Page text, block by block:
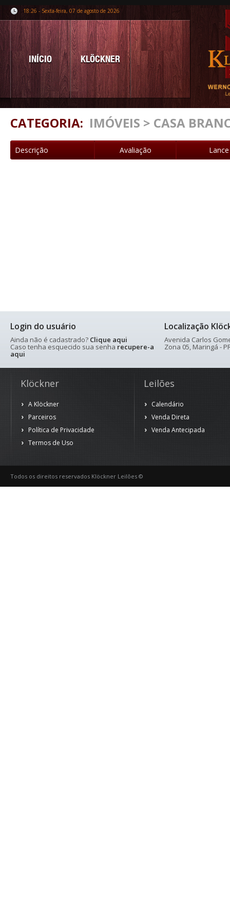
18:26 - Sexta-feira, 07 de agosto de 2026
INÍCIO KLÖCKNER
CATEGORIA: IMÓVEIS > CASA
Descrição Avaliação
Login do usuário
Ainda não é cadastrado? Clique aqui
Caso tenha esquecido sua senha recupere-a
aqui
Localização
Avenida Carlos
Zona 05, Maringá -
Klöckner
A Klöckner
Parceiros
Política de Privacidade
Termos de Uso
Leilões
Calendário
Venda Direta
Venda Antecipada
Todos os direitos reservados Klöckner Leilões ©